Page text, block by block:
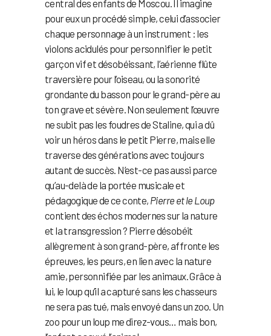
central des enfants de Moscou. Il imagine
pour eux un procédé simple, celui d’associer
chaque personnage à un instrument : les
violons acidulés pour personnifier le petit
garçon vif et désobéissant, l’aérienne flûte
traversière pour l’oiseau, ou la sonorité
grondante du basson pour le grand-père au
ton grave et sévère. Non seulement l’œuvre
ne subit pas les foudres de Staline, qui a dû
voir un héros dans le petit Pierre, mais elle
traverse des générations avec toujours
autant de succès. N’est-ce pas aussi parce
qu’au-delà de la portée musicale et
pédagogique de ce conte, Pierre et le Loup
contient des échos modernes sur la nature
et la transgression ? Pierre désobéit
allègrement à son grand-père, affronte les
épreuves, les peurs, en lien avec la nature
amie, personnifiée par les animaux. Grâce à
lui, le loup qu’il a capturé sans les chasseurs
ne sera pas tué, mais envoyé dans un zoo. Un
zoo pour un loup me direz-vous… mais bon,